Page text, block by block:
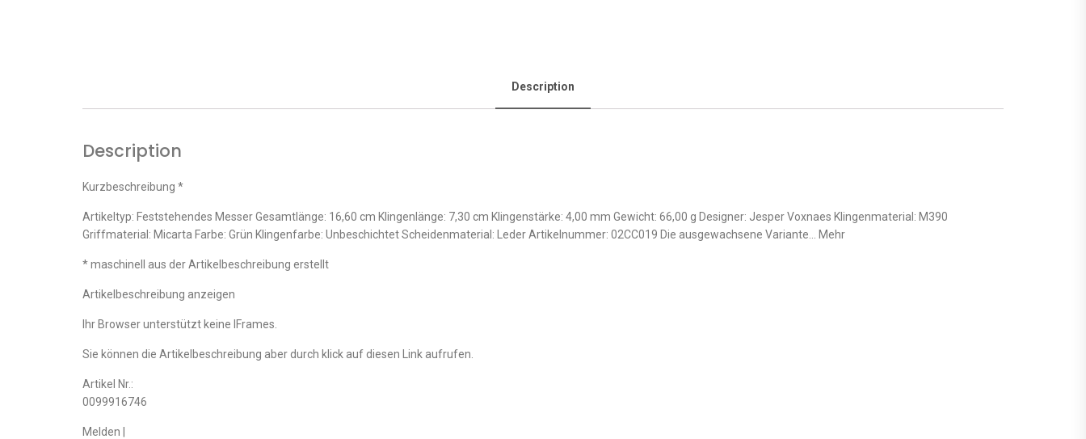
Description
Description
Kurzbeschreibung *
Artikeltyp: Feststehendes Messer Gesamtlänge: 16,60 cm Klingenlänge: 7,30 cm Klingenstärke: 4,00 mm Gewicht: 66,00 g Designer: Jesper Voxnaes Klingenmaterial: M390
Griffmaterial: Micarta Farbe: Grün Klingenfarbe: Unbeschichtet Scheidenmaterial: Leder Artikelnummer: 02CC019 Die ausgewachsene Variante… Mehr
* maschinell aus der Artikelbeschreibung erstellt
Artikelbeschreibung anzeigen
Ihr Browser unterstützt keine IFrames.
Sie können die Artikelbeschreibung aber durch klick auf diesen Link aufrufen.
Artikel Nr.:
0099916746
Melden |